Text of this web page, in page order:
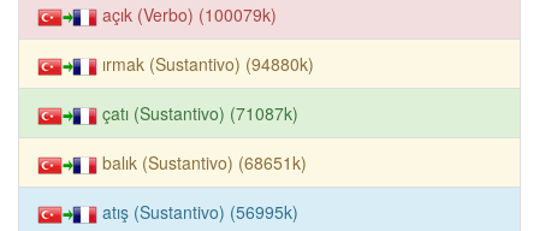
açık (Verbo) (100079k)
ırmak (Sustantivo) (94880k)
çatı (Sustantivo) (71087k)
balık (Sustantivo) (68651k)
atış (Sustantivo) (56995k)